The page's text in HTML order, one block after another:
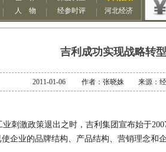
吉利成功实现战略转型
2011-01-06 作者：张晓姝 来源：经
刺激政策退出之时，吉利集团宣布始于
企业的品牌结构、产品结构、营销理念和